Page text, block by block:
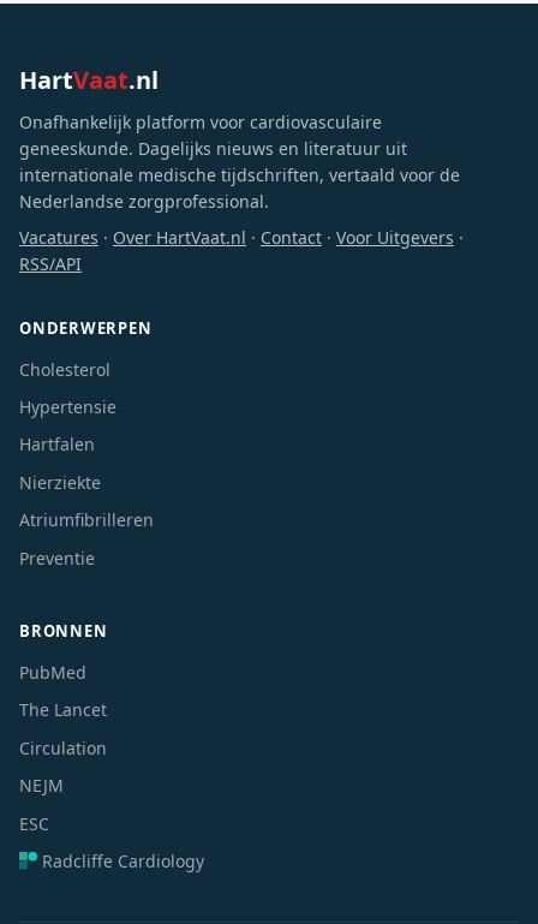
HartVaat.nl
Onafhankelijk platform voor cardiovasculaire
geneeskunde. Dagelijks nieuws en literatuur uit
internationale medische tijdschriften, vertaald voor de
Nederlandse zorgprofessional.
Vacatures · Over HartVaat.nl · Contact · Voor Uitgevers ·
RSS/API
ONDERWERPEN
Cholesterol
Hypertensie
Hartfalen
Nierziekte
Atriumfibrilleren
Preventie
BRONNEN
PubMed
The Lancet
Circulation
NEJM
ESC
Radcliffe Cardiology